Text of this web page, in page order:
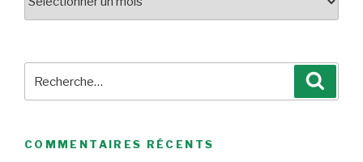
pour
COMMENTAIRES RÉCENTS